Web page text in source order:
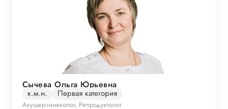
Сычева Ольга Юрьевна
к.м.н. Первая категория
Акушер-гинеколог, Репродуктолог